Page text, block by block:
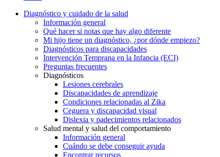
Diagnóstico y cuidado de la salud
Información general
Qué hacer si notas que hay algo diferente
Mi hijo tiene un diagnóstico, ¿por dónde empiezo?
Diagnósticos para discapacidades
Intervención Temprana en la Infancia (ECI)
Preguntas frecuentes
Diagnósticos
Lesiones cerebrales
Discapacidades de aprendizaje
Condiciones relacionadas al Zika
Ceguera y discapacidad visual
Dislexia y padecimientos relacionados
Salud mental y salud del comportamiento
Información general
Cuándo se debe conseguir ayuda
Encontrar recursos